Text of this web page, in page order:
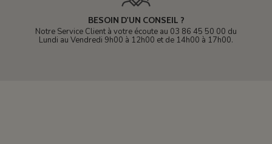
BESOIN D'UN CONSEIL ?
Notre Service Client à votre écoute au 03 86 45 50 00 du
Lundi au Vendredi 9h00 à 12h00 et de 14h00 à 17h00.